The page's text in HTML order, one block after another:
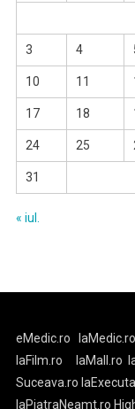
3 4
10 11
17 18
24 25
31
« iul.
eMedic.ro laMedic.ro
laFilm.ro
laMall.ro
Suceava.ro
laPiatraNeamt.ro